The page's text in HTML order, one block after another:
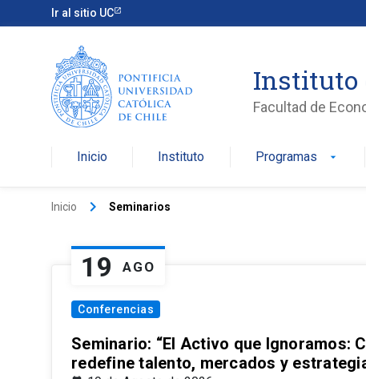
Ir al sitio UC
Instituto
Facultad de
Inicio Instituto Programas arrow_drop_down
Inicio keyboard_arrow_right Seminarios
19 AGO
Conferencias
Seminario: “El Activo que Ignoramos:
redefine talento, mercados y